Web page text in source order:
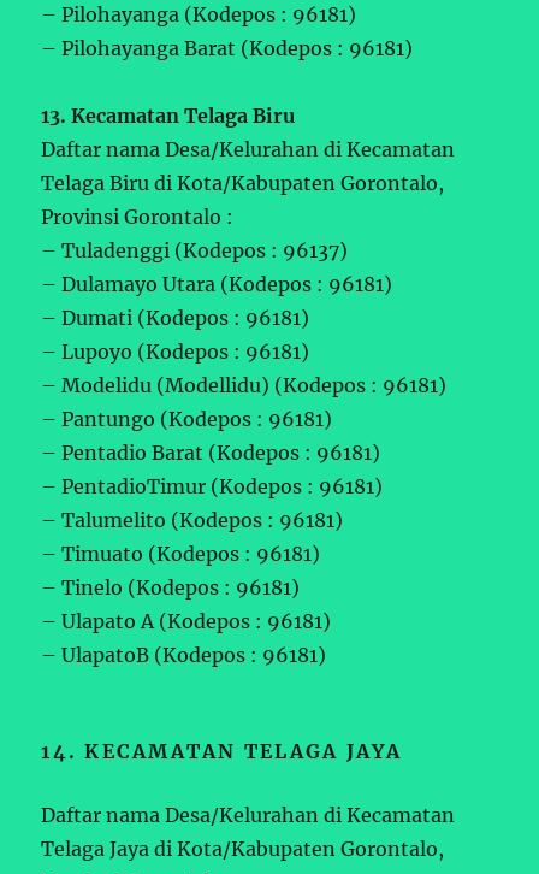
– Pilohayanga (Kodepos : 96181)
– Pilohayanga Barat (Kodepos : 96181)
13. Kecamatan Telaga Biru
Daftar nama Desa/Kelurahan di Kecamatan
Telaga Biru di Kota/Kabupaten Gorontalo,
Provinsi Gorontalo :
– Tuladenggi (Kodepos : 96137)
– Dulamayo Utara (Kodepos : 96181)
– Dumati (Kodepos : 96181)
– Lupoyo (Kodepos : 96181)
– Modelidu (Modellidu) (Kodepos : 96181)
– Pantungo (Kodepos : 96181)
– Pentadio Barat (Kodepos : 96181)
– PentadioTimur (Kodepos : 96181)
– Talumelito (Kodepos : 96181)
– Timuato (Kodepos : 96181)
– Tinelo (Kodepos : 96181)
– Ulapato A (Kodepos : 96181)
– UlapatoB (Kodepos : 96181)
14. KECAMATAN TELAGA JAYA
Daftar nama Desa/Kelurahan di Kecamatan
Telaga Jaya di Kota/Kabupaten Gorontalo,